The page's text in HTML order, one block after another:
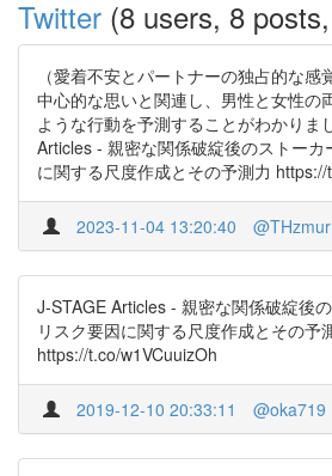
Twitter (8 users, 8
（愛着不安とパートナーの独占的な
中心的な思いと関連し、男性と女性の
ような行動を予測することがわかりま
Articles - 親密な関係破綻後のストーカ
に関する尺度作成とその予測力
2023-11-04 13:20:40
J-STAGE Articles - 親密な関係破綻後
リスク要因に関する尺度作成とその予
https://t.co/w1VCuuizOh
2019-12-10 20:33:11 @oka719